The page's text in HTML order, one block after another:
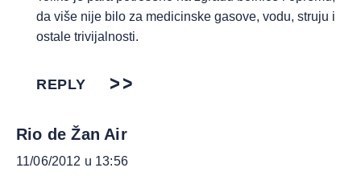
da više nije bilo za medicinske gasove, vodu, struju i
ostale trivijalnosti.
REPLY
Rio de Žan Air
11/06/2012 u 13:56